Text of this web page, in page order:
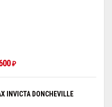
₽
DONCHEVILLE